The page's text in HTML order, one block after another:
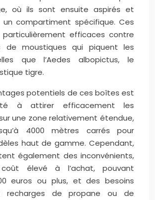
où ils sont ensuite aspirés et
compartiment spécifique. Ces
efficaces contre
de moustiques qui piquent les
que l’Aedes albopictus, le
tigre.
potentiels de ces boîtes est
à attirer efficacement les
une zone relativement étendue,
4000 mètres carrés pour
haut de gamme. Cependant,
également des inconvénients,
élevé à l’achat, pouvant
euros ou plus, et des besoins
recharges de propane ou de